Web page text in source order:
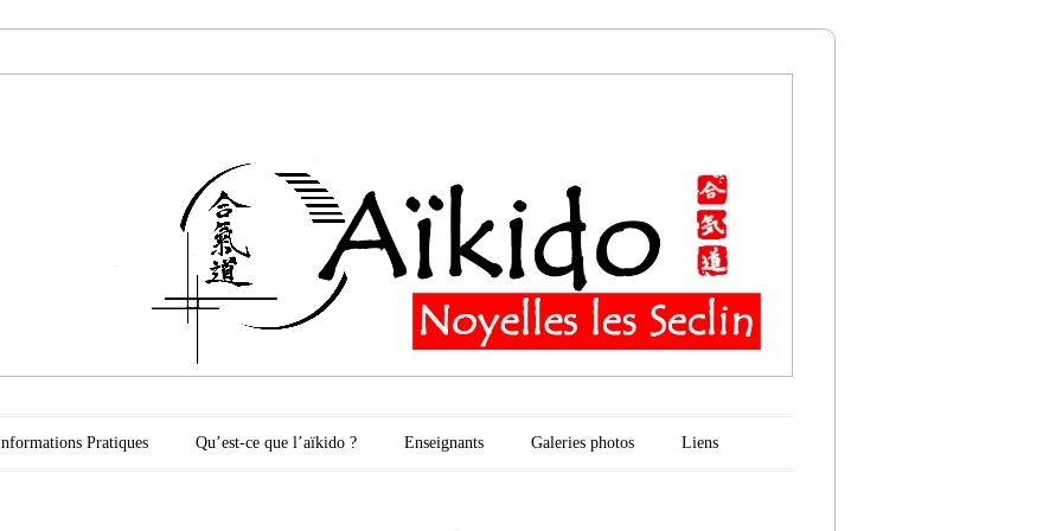
Pratiques Qu’est-ce que l’aïkido ? Enseignants Galeries photos Liens